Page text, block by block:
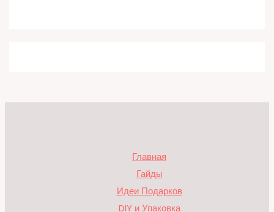
Главная
Гайды
Идеи Подарков
DIY и Упаковка